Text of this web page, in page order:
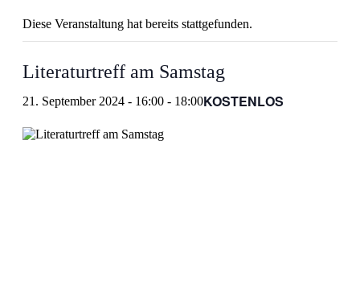
Diese Veranstaltung hat bereits stattgefunden.
Literaturtreff am Samstag
21. September 2024 - 16:00 - 18:00KOSTENLOS